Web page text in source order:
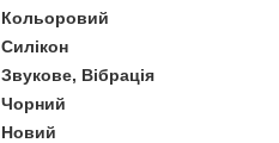
Кольоровий
Силікон
Звукове, Вібрація
Чорний
Новий